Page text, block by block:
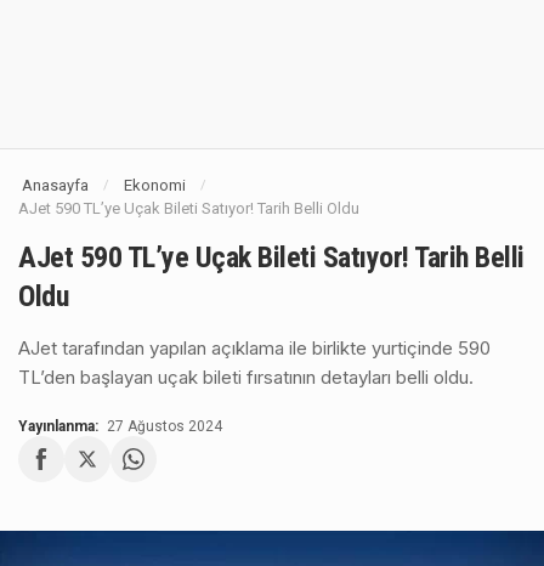
Anasayfa / Ekonomi /
AJet 590 TL’ye Uçak Bileti Satıyor! Tarih Belli Oldu
AJet 590 TL’ye Uçak Bileti Satıyor! Tarih Belli
Oldu
AJet tarafından yapılan açıklama ile birlikte yurtiçinde 590
TL’den başlayan uçak bileti fırsatının detayları belli oldu.
Yayınlanma: 27 Ağustos 2024